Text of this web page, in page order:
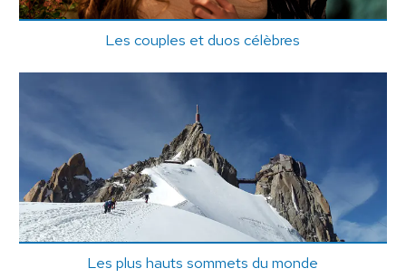
Les couples et duos célèbres
Les plus hauts sommets du monde